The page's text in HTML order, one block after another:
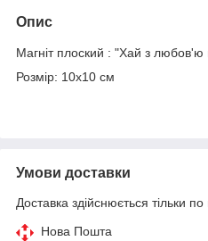
Опис
Магніт плоский : "Хай з любов'ю
Розмір: 10х10 см
Умови доставки
Доставка здійснюється тільки по
Нова Пошта